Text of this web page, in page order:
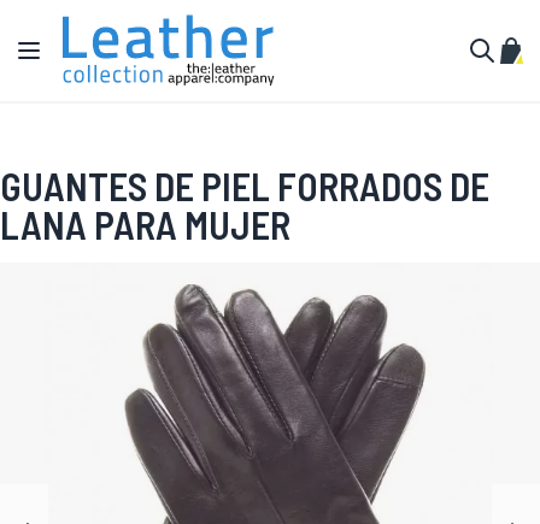
Ir al contenido
Toggle Nav
Mi
GUANTES DE PIEL FORRADOS DE
LANA PARA MUJER